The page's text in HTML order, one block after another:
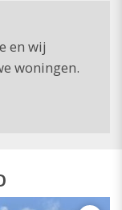
en wij
woningen.